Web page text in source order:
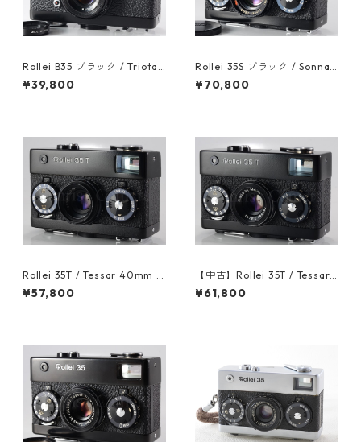
Rollei B35 ブラック / Triotar
40mm F3.5 整備済 フィルム
カメラ ローライ (61018)
¥39,800
Rollei 35S ブラック / Sonnar
40mm F2.8 HFT ローライ (6
0990)
¥70,800
Rollei 35T / Tessar 40mm F
3.5 整備済 ローライ (60493)
¥57,800
【中古】Rollei 35T / Tessar
40mm F3.5 整備済 ローライ
(60626)
¥61,800